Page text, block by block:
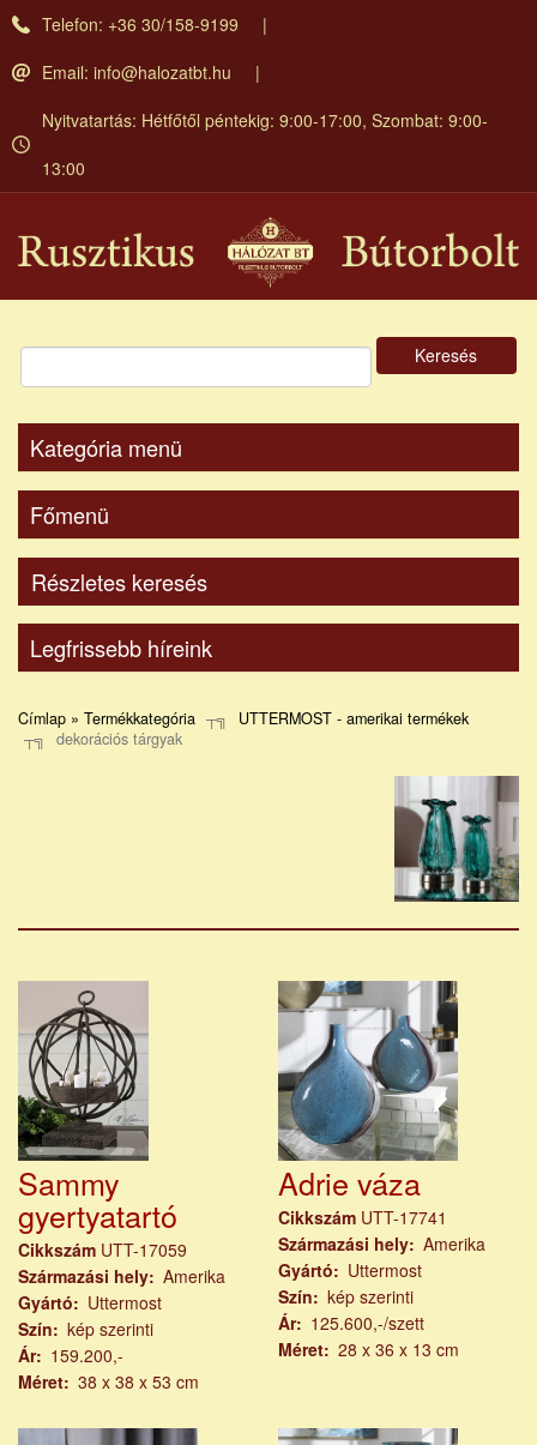
Ugrás
Telefon: +36 30/158-9199
Email: info@halozatbt.hu
Nyitvatartás: Hétfőtől péntekig: 9:00-17:00, Szombat: 9:00-
13:00
Keresés
Kategória menü
Főmenü
Részletes keresés
Legfrissebb híreink
Címlap » Termékkategória
UTTERMOST - amerikai termékek
dekorációs tárgyak
Sammy
gyertyatartó
Cikkszám UTT-17059
Származási hely Amerika
Gyártó
Uttermost
Szín
kép szerinti
Ár
159.200,-
Méret 38 x 38 x 53 cm
Adrie váza
Cikkszám UTT-17741
Származási hely
Amerika
Gyártó
Uttermost
Szín
kép szerinti
Ár
125.600,-/szett
Méret
28 x 36 x 13 cm